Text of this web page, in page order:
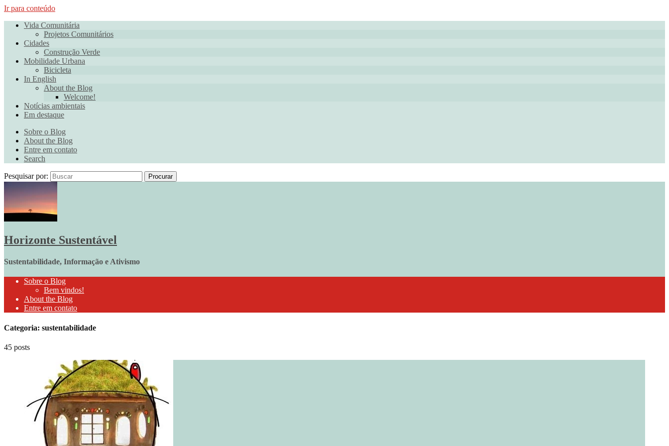
Ir para conteúdo
Vida Comunitária
Projetos Comunitários
Cidades
Construção Verde
Mobilidade Urbana
Bicicleta
In English
About the Blog
Welcome!
Notícias ambientais
Em destaque
Sobre o Blog
About the Blog
Entre em contato
Search
Pesquisar por: Procurar
Horizonte Sustentável
Sustentabilidade, Informação e Ativismo
Sobre o Blog
Bem vindos!
About the Blog
Entre em contato
Categoria: sustentabilidade
45 posts